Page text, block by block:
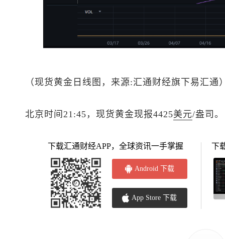
（现货黄金 日线图，来源:汇通财经旗下易汇通
北京时间21:45， 现货黄金现报4425美元/盎司。
下载汇通财经APP，全球资讯一手掌握
Android 下载
App Store 下载
下